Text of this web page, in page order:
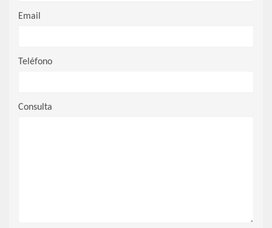
Email
Teléfono
Consulta